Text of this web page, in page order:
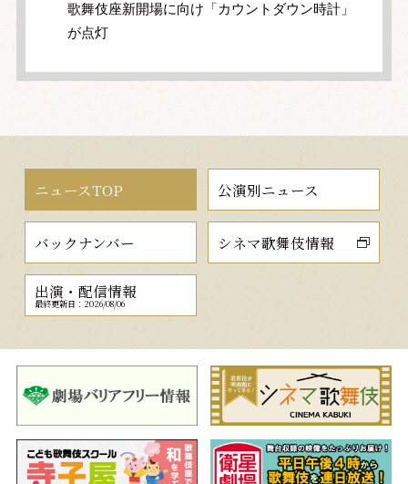
歌舞伎座新開場に向け「カウントダウン時計」
が点灯
ニュースTOP 公演別ニュース
バックナンバー シネマ歌舞伎情報
出演・配信情報
最終更新日：2026/08/06